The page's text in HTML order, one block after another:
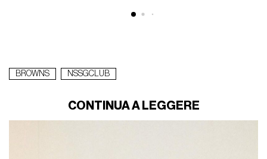
BROWNS NSSGCLUB
CONTINUA A LEGGERE